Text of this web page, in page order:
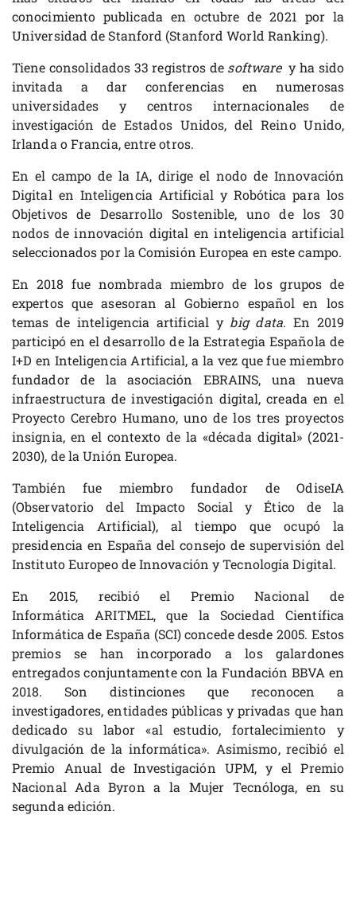
conocimiento publicada en octubre de 2021 por la
Universidad de Stanford (Stanford World Ranking).
Tiene consolidados 33 registros de softwarey ha sido
invitada a dar conferencias en numerosas
universidades y centros internacionales de
investigación de Estados Unidos, del Reino Unido,
Irlanda o Francia, entre otros.
En el campo de la IA, dirige el nodo de Innovación
Digital en Inteligencia Artificial y Robótica para los
Objetivos de Desarrollo Sostenible, uno de los 30
nodos de innovación digital en inteligencia artificial
seleccionados por la Comisión Europea en este campo.
En 2018 fue nombrada miembro de los grupos de
expertos que asesoran al Gobierno español en los
temas de inteligencia artificial y big data. En 2019
participó en el desarrollo de la Estrategia Española de
I+D en Inteligencia Artificial, a la vez que fue miembro
fundador de la asociación EBRAINS, una nueva
infraestructura de investigación digital, creada en el
Proyecto Cerebro Humano, uno de los tres proyectos
insignia, en el contexto de la «década digital» (2021-
2030), de la Unión Europea.
También fue miembro fundador de OdiseIA
(Observatorio del Impacto Social y Ético de la
Inteligencia Artificial), al tiempo que ocupó la
presidencia en España del consejo de supervisión del
Instituto Europeo de Innovación y Tecnología Digital.
En 2015, recibió el Premio Nacional de
Informática ARITMEL, que la Sociedad Científica
Informática de España (SCI) concede desde 2005. Estos
premios se han incorporado a los galardones
entregados conjuntamente con la Fundación BBVA en
2018. Son distinciones que reconocen a
investigadores, entidades públicas y privadas que han
dedicado su labor «al estudio, fortalecimiento y
divulgación de la informática». Asimismo, recibió el
Premio Anual de Investigación UPM, y el Premio
Nacional Ada Byron a la Mujer Tecnóloga, en su
segunda edición.